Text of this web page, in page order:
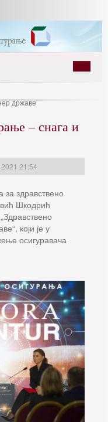
државе
– снага и
21:54
за здравствено
Шкодрић
који је у
осигуравача